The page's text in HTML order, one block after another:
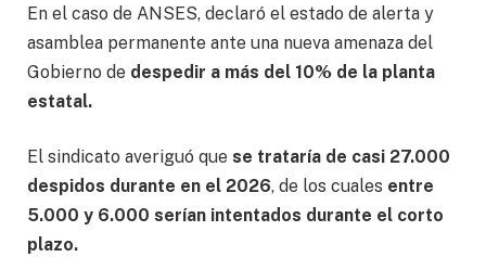
En el caso de ANSES, declaró el estado de alerta y
asamblea permanente ante una nueva amenaza del
Gobierno de despedir a más del 10% de la planta
estatal.
El sindicato averiguó que se trataría de casi 27.000
despidos durante en el 2026, de los cuales entre
5.000 y 6.000 serían intentados durante el corto
plazo.